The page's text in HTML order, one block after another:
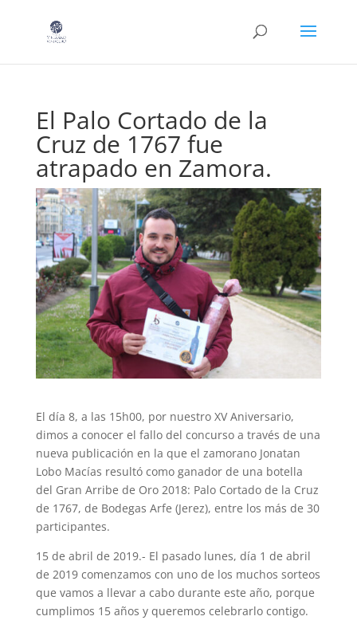
El Palo Cortado de la
Cruz de 1767 fue
atrapado en Zamora.
El día 8, a las 15h00, por nuestro XV Aniversario,
dimos a conocer el fallo del concurso a través de una
nueva publicación en la que el zamorano Jonatan
Lobo Macías resultó como ganador de una botella
del Gran Arribe de Oro 2018: Palo Cortado de la Cruz
de 1767, de Bodegas Arfe (Jerez), entre los más de 30
participantes.
15 de abril de 2019.- El pasado lunes, día 1 de abril
de 2019 comenzamos con uno de los muchos sorteos
que vamos a llevar a cabo durante este año, porque
cumplimos 15 años y queremos celebrarlo contigo.